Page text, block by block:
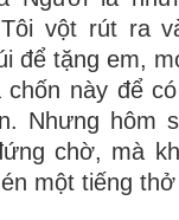
vột rút ra
để tặng em,
chốn này để
Nhưng hôm
chờ, mà
một tiếng thở